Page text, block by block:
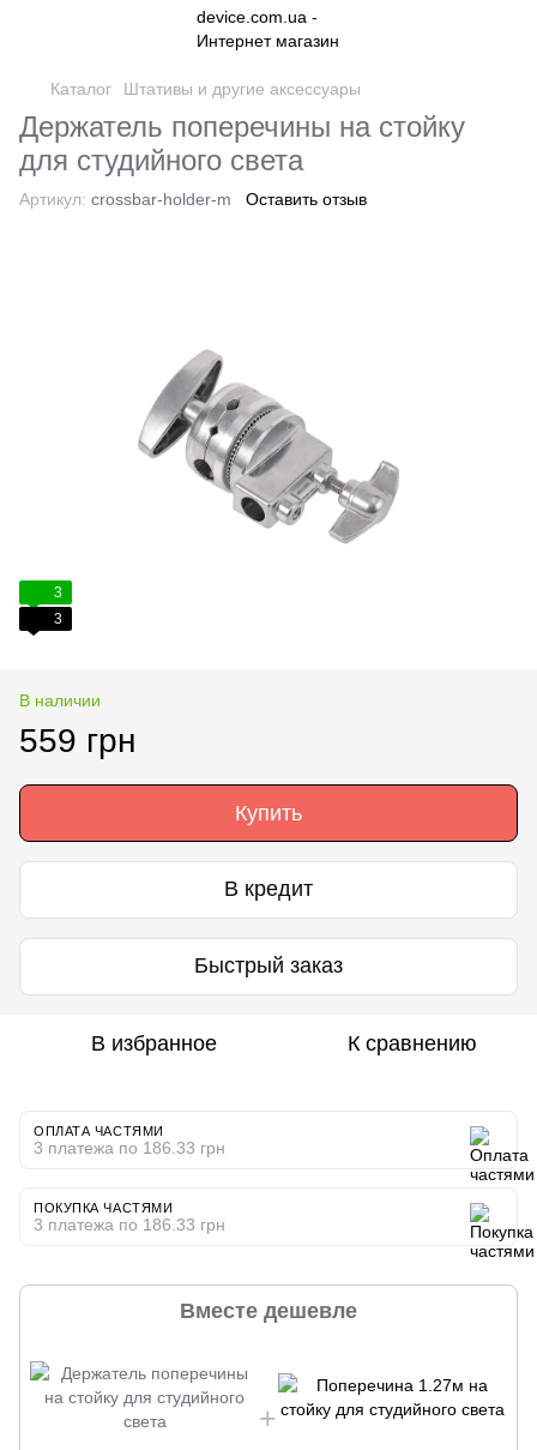
Каталог Штативы и другие аксессуары
Держатель поперечины на стойку
для студийного света
Артикул: crossbar-holder-m Оставить отзыв
3
3
В наличии
559 грн
Купить
В кредит
Быстрый заказ
В избранное К сравнению
ОПЛАТА ЧАСТЯМИ
3 платежа по 186.33 грн
ПОКУПКА ЧАСТЯМИ
3 платежа по 186.33 грн
Вместе дешевле